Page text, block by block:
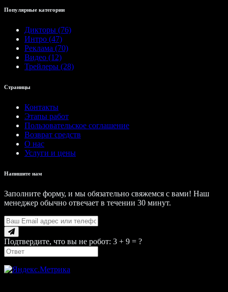
Популярные категории
Дикторы (76)
Интро (47)
Реклама (70)
Видео (12)
Трейлеры (28)
Страницы
Контакты
Этапы работ
Пользовательское соглашение
Возврат средств
О нас
Услуги и цены
Напишите нам
Заполните форму, и мы обязательно свяжемся с вами! Наш
менеджер обычно отвечает в течении 30 минут.
Подтвердите, что вы не робот: 3 + 9 = ?